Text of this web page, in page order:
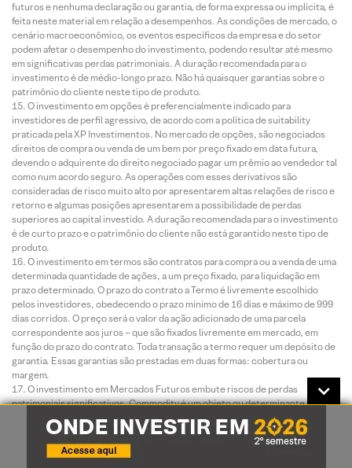
futuros e nenhuma declaração ou garantia, de forma expressa ou implícita, é
feita neste material em relação a desempenhos. As condições de mercado, o
cenário macroeconômico, os eventos específicos da empresa e do setor
podem afetar o desempenho do investimento, podendo resultar até mesmo
em significativas perdas patrimoniais. A duração recomendada para o
investimento é de médio-longo prazo. Não há quaisquer garantias sobre o
patrimônio do cliente neste tipo de produto.
O investimento em opções é preferencialmente indicado para
investidores de perfil agressivo, de acordo com a política de suitability
praticada pela XP Investimentos. No mercado de opções, são negociados
direitos de compra ou venda de um bem por preço fixado em data futura,
devendo o adquirente do direito negociado pagar um prêmio ao vendedor tal
como num acordo seguro. As operações com esses derivativos são
consideradas de risco muito alto por apresentarem altas relações de risco e
retorno e algumas posições apresentarem a possibilidade de perdas
superiores ao capital investido. A duração recomendada para o investimento
é de curto prazo e o patrimônio do cliente não está garantido neste tipo de
produto.
O investimento em termos são contratos para compra ou a venda de uma
determinada quantidade de ações, a um preço fixado, para liquidação em
prazo determinado. O prazo do contrato a Termo é livremente escolhido
pelos investidores, obedecendo o prazo mínimo de 16 dias e máximo de 999
dias corridos. O preço será o valor da ação adicionado de uma parcela
correspondente aos juros – que são fixados livremente em mercado, em
função do prazo do contrato. Toda transação a termo requer um depósito de
garantia. Essas garantias são prestadas em duas formas: cobertura ou
margem.
O investimento em Mercados Futuros embute riscos de perdas
patrimoniais significativos. Commodity é um objeto ou determinante de
preço de um contrato futuro ou outro instrumento derivativo, podendo
consubstanciar um índice, uma taxa, um valor mobiliário ou produto físico. É
um investimento de risco muito alto, que contempla a possibilidade de
oscilação de preço devido à utilização de alavancagem financeira. A duração